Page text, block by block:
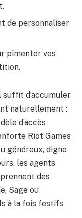
de personnaliser
pimenter vos
suffit d’accumuler
naturellement :
d’accès
Riot Games
généreux, digne
les agents
des
Sage ou
à la fois festifs